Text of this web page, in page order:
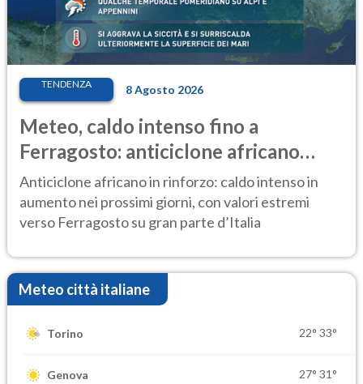
TENDENZA 8 Agosto 2026
Meteo, caldo intenso fino a
Ferragosto: anticiclone africano
ancora protagonista
Anticiclone africano in rinforzo: caldo intenso in
aumento nei prossimi giorni, con valori estremi
verso Ferragosto su gran parte d’Italia
Meteo città italiane
Torino 22° 33°
Genova 27° 31°